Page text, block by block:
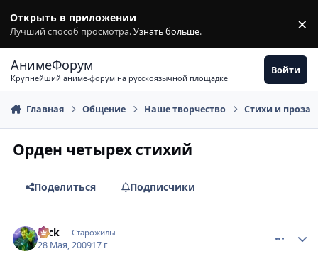
Открыть в приложении
Лучший способ просмотра.Узнать больше. ×
АнимеФорум
Крупнейший аниме-форум на русскоязычной площадке
Войти
Главная Общение Наше творчество Стихи и проза
Орден четырех стихий
Поделиться Подписчики
Nick Старожилы
28 Мая, 200917 г